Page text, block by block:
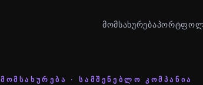
ᲛᲝᲛᲡᲐᲮᲣᲠᲔᲑᲐ
ᲛᲝᲛᲡᲐᲮᲣᲠᲔᲑᲐ · ᲡᲐᲛᲨᲔᲜᲔᲑᲚᲝ ᲙᲝᲛᲞᲐᲜᲘᲐ